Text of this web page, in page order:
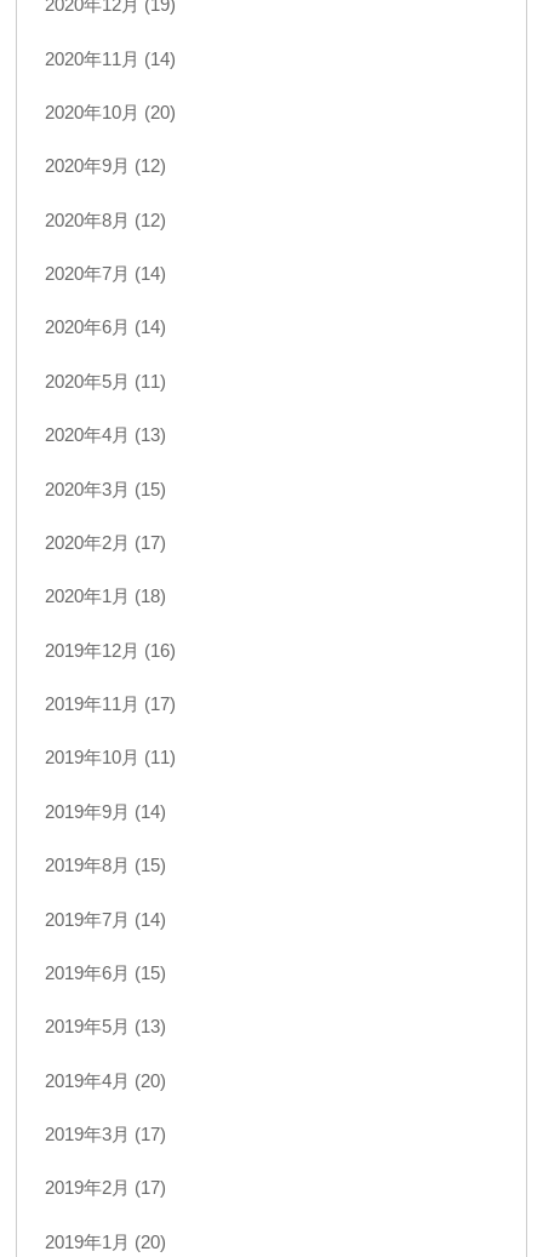
2020年12月 (19)
2020年11月 (14)
2020年10月 (20)
2020年9月 (12)
2020年8月 (12)
2020年7月 (14)
2020年6月 (14)
2020年5月 (11)
2020年4月 (13)
2020年3月 (15)
2020年2月 (17)
2020年1月 (18)
2019年12月 (16)
2019年11月 (17)
2019年10月 (11)
2019年9月 (14)
2019年8月 (15)
2019年7月 (14)
2019年6月 (15)
2019年5月 (13)
2019年4月 (20)
2019年3月 (17)
2019年2月 (17)
2019年1月 (20)